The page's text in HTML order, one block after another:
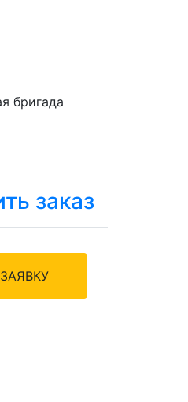
бригада
заказ